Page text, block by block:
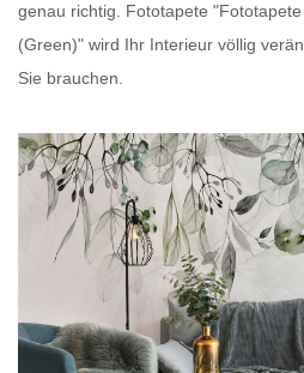
genau richtig. Fototapete
(Green)" wird Ihr Interieur völlig
Sie brauchen.